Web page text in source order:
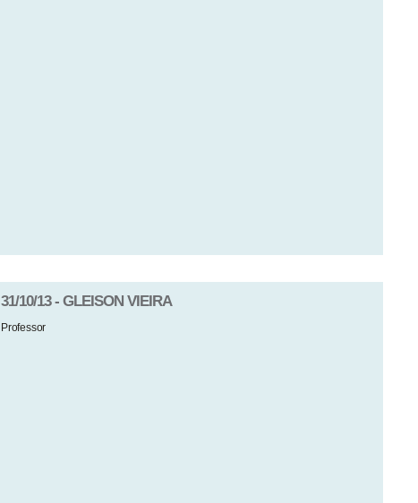
31/10/13 - GLEISON VIEIRA
Professor